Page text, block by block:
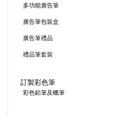
多功能廣告筆
廣告筆包裝盒
廣告筆禮品
禮品筆套裝
訂製彩色筆
彩色鉛筆及蠟筆